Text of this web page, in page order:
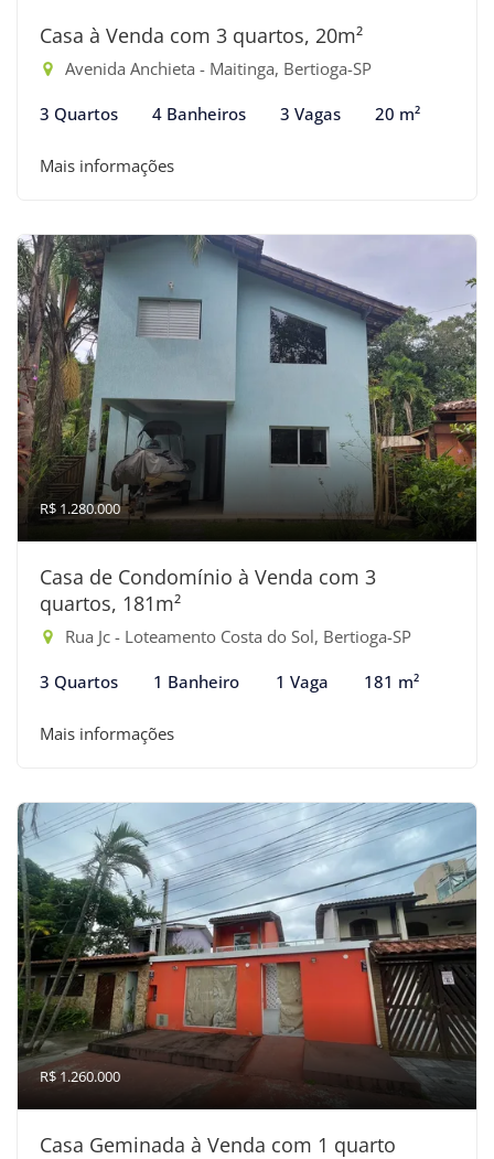
Casa à Venda com 3 quartos, 20m²
Avenida Anchieta - Maitinga, Bertioga-SP
3 Quartos 4 Banheiros 3 Vagas 20 m²
Mais informações
R$ 1.280.000
Casa de Condomínio à Venda com 3
quartos, 181m²
Rua Jc - Loteamento Costa do Sol, Bertioga-SP
3 Quartos 1 Banheiro 1 Vaga 181 m²
Mais informações
R$ 1.260.000
Casa Geminada à Venda com 1 quarto